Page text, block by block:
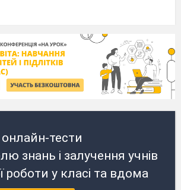
тести
знань і залучення учнів
роботи у класі та вдома